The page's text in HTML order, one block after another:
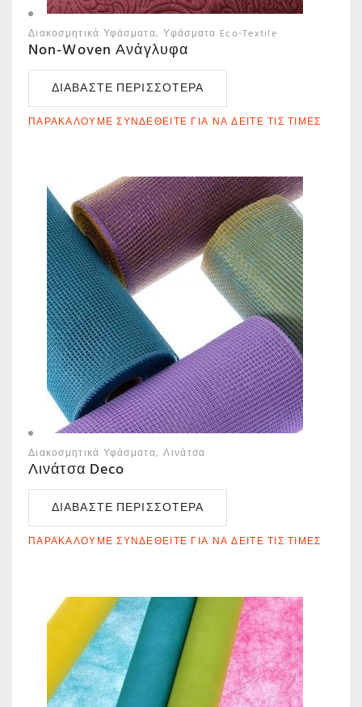
Διακοσμητικά Υφάσματα Υφάσματα Eco-Textile
Non-Woven Ανάγλυφα
ΔΙΑΒΆΣΤΕ ΠΕΡΙΣΣΌΤΕΡΑ
ΠΑΡΑΚΑΛΟΎΜΕ ΣΥΝΔΕΘΕΊΤΕ ΓΙΑ ΝΑ ΔΕΊΤΕ ΤΙΣ ΤΙΜΈΣ
Διακοσμητικά Υφάσματα Λινάτσα
Λινάτσα Deco
ΔΙΑΒΆΣΤΕ ΠΕΡΙΣΣΌΤΕΡΑ
ΠΑΡΑΚΑΛΟΎΜΕ ΣΥΝΔΕΘΕΊΤΕ ΓΙΑ ΝΑ ΔΕΊΤΕ ΤΙΣ ΤΙΜΈΣ